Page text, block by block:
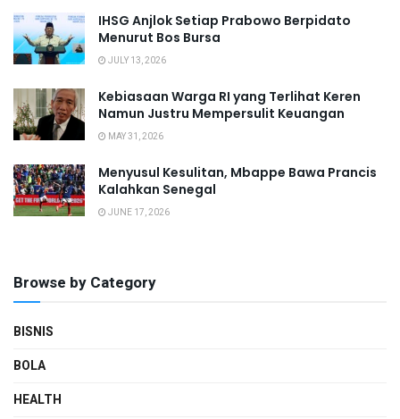
IHSG Anjlok Setiap Prabowo Berpidato
Menurut Bos Bursa
JULY 13, 2026
Kebiasaan Warga RI yang Terlihat Keren
Namun Justru Mempersulit Keuangan
MAY 31, 2026
Menyusul Kesulitan, Mbappe Bawa Prancis
Kalahkan Senegal
JUNE 17, 2026
Browse by Category
BISNIS
BOLA
HEALTH